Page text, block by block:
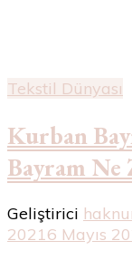
Tekstil Dünyası
Kurban
Bayram Ne
Geliştirici
20216 Mayıs